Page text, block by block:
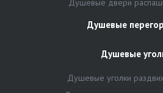
Душевые двери
Душевые
Душевые
Душевые уголки